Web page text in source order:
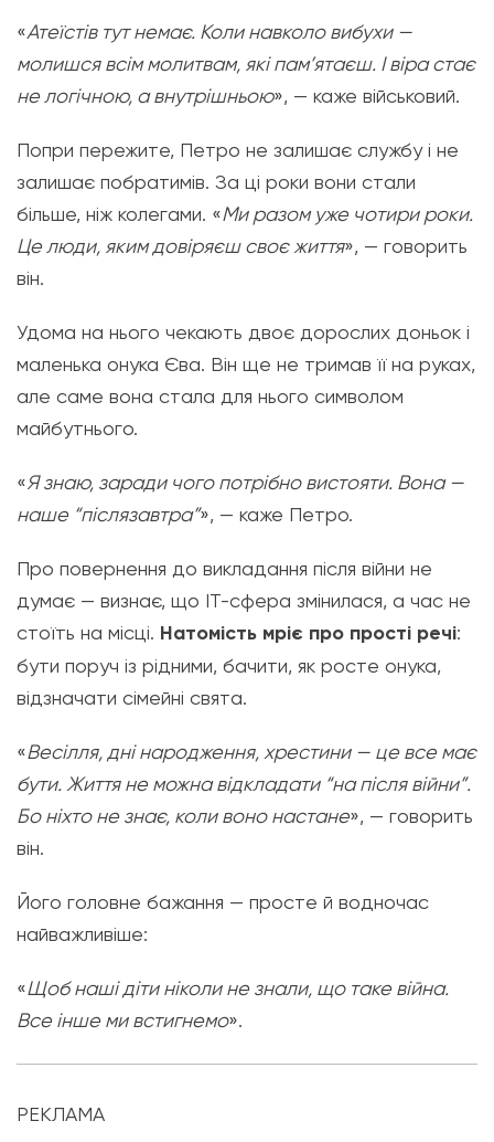
«Атеїстів тут немає. Коли навколо вибухи —
молишся всім молитвам, які пам’ятаєш. І віра стає
не логічною, а внутрішньою», — каже військовий.
Попри пережите, Петро не залишає службу і не
залишає побратимів. За ці роки вони стали
більше, ніж колегами. «Ми разом уже чотири роки.
Це люди, яким довіряєш своє життя», — говорить
він.
Удома на нього чекають двоє дорослих доньок і
маленька онука Єва. Він ще не тримав її на руках,
але саме вона стала для нього символом
майбутнього.
«Я знаю, заради чого потрібно вистояти. Вона —
наше “післязавтра”», — каже Петро.
Про повернення до викладання після війни не
думає — визнає, що ІТ-сфера змінилася, а час не
стоїть на місці. Натомість мріє про прості речі:
бути поруч із рідними, бачити, як росте онука,
відзначати сімейні свята.
«Весілля, дні народження, хрестини — це все має
бути. Життя не можна відкладати “на після війни”.
Бо ніхто не знає, коли воно настане», — говорить
він.
Його головне бажання — просте й водночас
найважливіше:
«Щоб наші діти ніколи не знали, що таке війна.
Все інше ми встигнемо».
РЕКЛАМА